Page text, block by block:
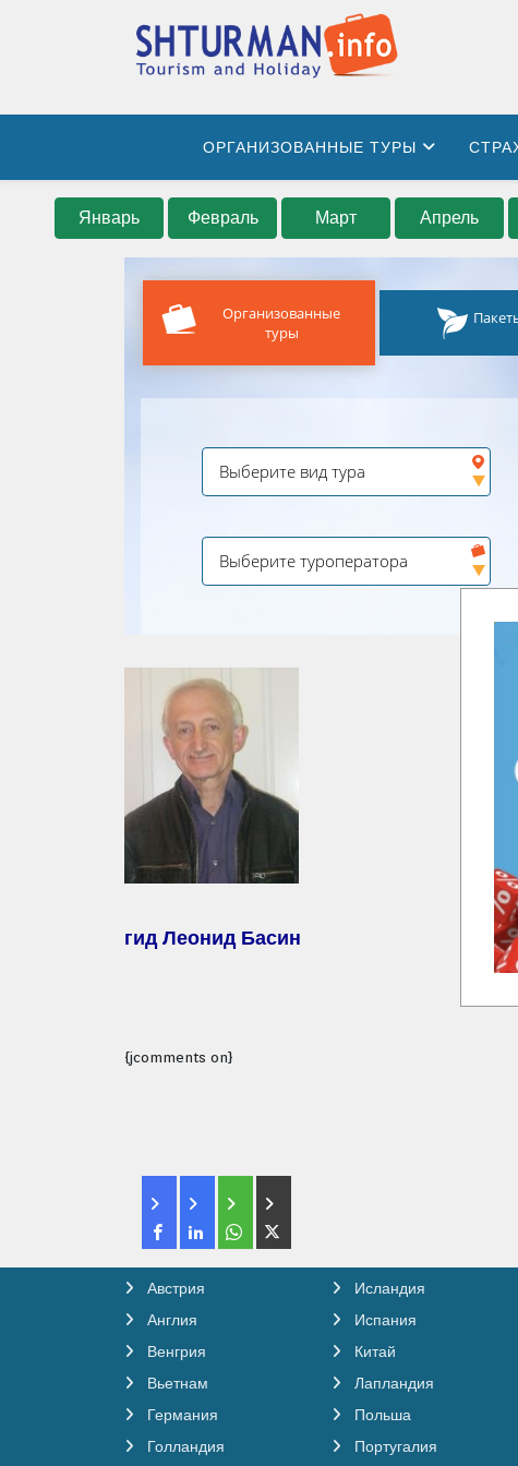
ОРГАНИЗОВАННЫЕ ТУРЫ
Январь Февраль Март Апрель
Организованные
туры
гид Леонид Басин
{jcomments on}
Австрия
Англия
Венгрия
Вьетнам
Германия
Голландия
Исландия
Испания
Китай
Лапландия
Польша
Португалия